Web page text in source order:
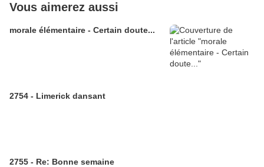
Vous aimerez aussi
morale élémentaire - Certain doute...
2754 - Limerick dansant
2755 - Re: Bonne semaine